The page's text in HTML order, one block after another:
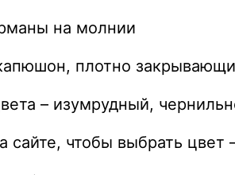
на молнии
плотно
– изумрудный,
сайте, чтобы выбрать